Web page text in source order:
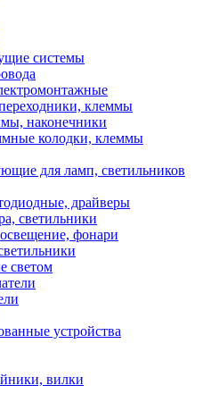
системы
клеммы
наконечники
колодки, клеммы
для ламп, светильников
драйверы
светильники
фонари
светом
устройства
вилки